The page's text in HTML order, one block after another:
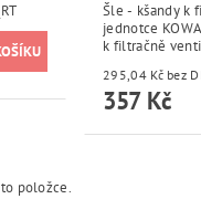
Šle - kšandy k
jednotce
k filtračně
295,04 Kč
357 Kč
položce.